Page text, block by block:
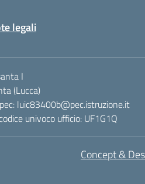
legali
I
(Lucca)
luic83400b@pec.istruzione.it
univoco ufficio: UF1G1Q
Concept &